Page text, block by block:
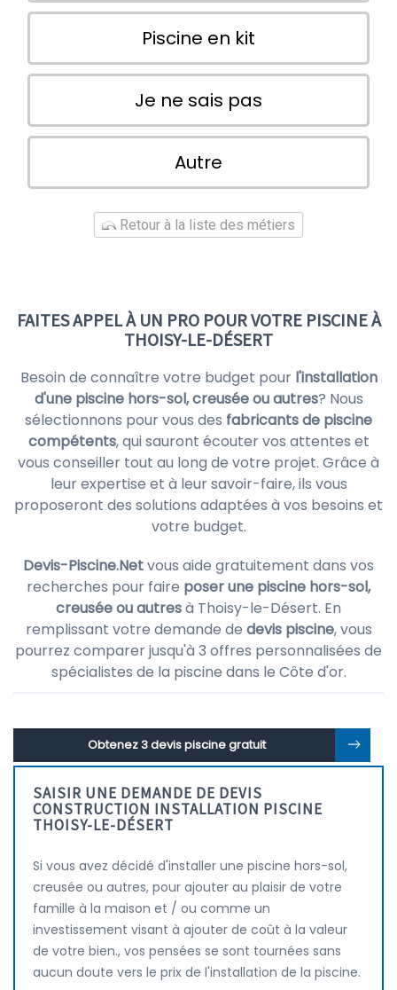
Piscine en kit
Je ne sais pas
Autre
Retour à la liste des métiers
FAITES APPEL À UN PRO POUR VOTRE PISCINE À
THOISY-LE-DÉSERT
Besoin de connaître votre budget pour l'installation
d'une piscine hors-sol, creusée ou autres? Nous
sélectionnons pour vous des fabricants de piscine
compétents, qui sauront écouter vos attentes et
vous conseiller tout au long de votre projet. Grâce à
leur expertise et à leur savoir-faire, ils vous
proposeront des solutions adaptées à vos besoins et
votre budget.
Devis-Piscine.Netvous aide gratuitement dans vos
recherches pour faire poser une piscine hors-sol,
creusée ou autresà Thoisy-le-Désert. En
remplissant votre demande de devis piscine, vous
pourrez comparer jusqu'à 3 offres personnalisées de
spécialistes de la piscine dans le Côte d'or.
Obtenez 3 devis piscine gratuit
SAISIR UNE DEMANDE DE DEVIS
CONSTRUCTION INSTALLATION PISCINE
THOISY-LE-DÉSERT
Si vous avez décidé d'installer une piscine hors-sol,
creusée ou autres, pour ajouter au plaisir de votre
famille à la maison et / ou comme un
investissement visant à ajouter de coût à la valeur
de votre bien., vos pensées se sont tournées sans
aucun doute vers le prix de l'installation de la piscine.